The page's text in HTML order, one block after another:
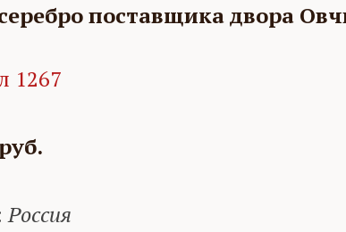
поставщика двора
1267
Россия